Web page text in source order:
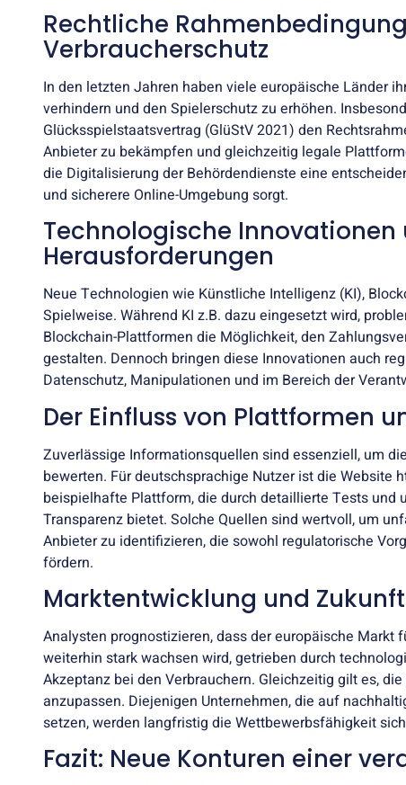
Rechtliche
Verbraucherschutz
In den letzten Jahren haben viele europäische Länder
verhindern und den Spielerschutz zu erhöhen.
Glücksspielstaatsvertrag (GlüStV 2021) den
Anbieter zu bekämpfen und gleichzeitig legale
die Digitalisierung der Behördendienste eine
und sicherere Online-Umgebung sorgt.
Technologische
Herausforderungen
Neue Technologien wie Künstliche Intelligenz (KI),
Spielweise. Während KI z.B. dazu eingesetzt wird,
Blockchain-Plattformen die Möglichkeit, den
gestalten. Dennoch bringen diese Innovationen auch
Datenschutz, Manipulationen und im Bereich der
Der Einfluss von Plattformen
Zuverlässige Informationsquellen sind essenziell, um
bewerten. Für deutschsprachige Nutzer ist die Website
beispielhafte Plattform, die durch detaillierte Tests und
Transparenz bietet. Solche Quellen sind wertvoll, um
Anbieter zu identifizieren, die sowohl regulatorische
fördern.
Marktentwicklung und
Analysten prognostizieren, dass der europäische Markt
weiterhin stark wachsen wird, getrieben durch
Akzeptanz bei den Verbrauchern. Gleichzeitig gilt es,
anzupassen. Diejenigen Unternehmen, die auf
setzen, werden langfristig die Wettbewerbsfähigkeit
Fazit: Neue Konturen einer